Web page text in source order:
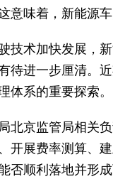
意味着，新能源
技术加快发展，
待进一步厘清。
体系的重要探索。
北京监管局相关
开展费率测算、
否顺利落地并形